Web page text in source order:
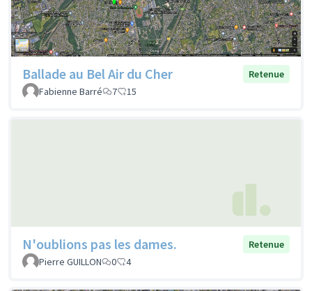
Ballade au Bel Air du Cher
Retenue
Fabienne Barré
7 15
N'oublions pas les dames.
Retenue
Pierre GUILLON
0 4